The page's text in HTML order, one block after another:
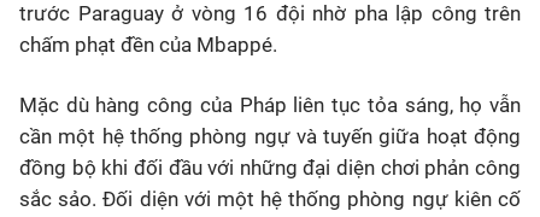
trước Paraguay ở vòng 16 đội nhờ pha lập công trên
chấm phạt đền của Mbappé.
Mặc dù hàng công của Pháp liên tục tỏa sáng, họ vẫn
cần một hệ thống phòng ngự và tuyến giữa hoạt động
đồng bộ khi đối đầu với những đại diện chơi phản công
sắc sảo. Đối diện với một hệ thống phòng ngự kiên cố